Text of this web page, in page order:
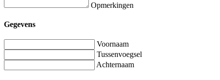
Opmerkingen
Gegevens
Voornaam
Tussenvoegsel
Achternaam